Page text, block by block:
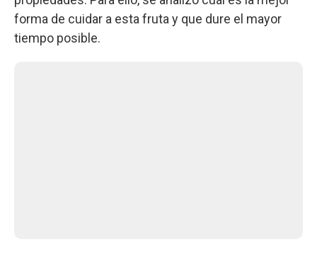
forma de cuidar a esta fruta y que dure el mayor
tiempo posible.